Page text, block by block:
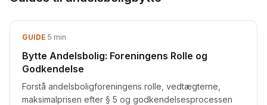
GUIDE·5 min
Bytte Andelsbolig: Foreningens Rolle og
Godkendelse
Forstå andelsboligforeningens rolle, vedtægterne,
maksimalprisen efter § 5 og godkendelsesprocessen